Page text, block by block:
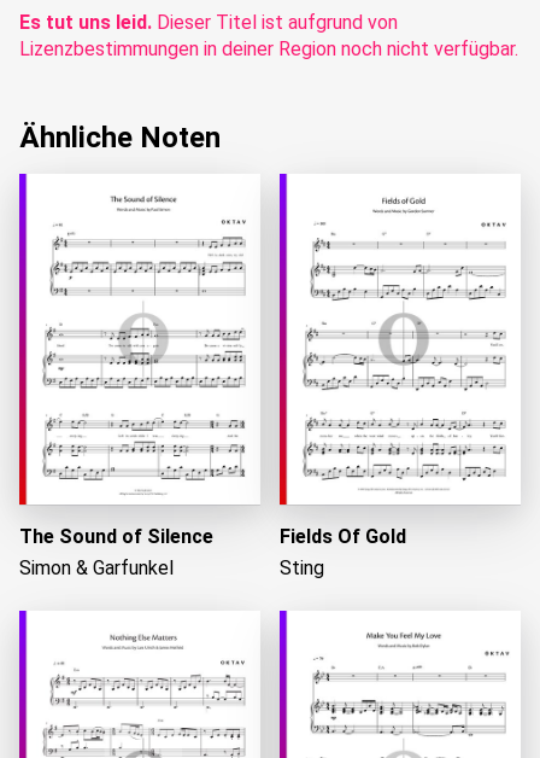
Es tut uns leid. Dieser Titel ist aufgrund von
Lizenzbestimmungen in deiner Region noch nicht verfügbar.
Ähnliche Noten
The Sound of Silence
Simon & Garfunkel
Fields Of Gold
Sting